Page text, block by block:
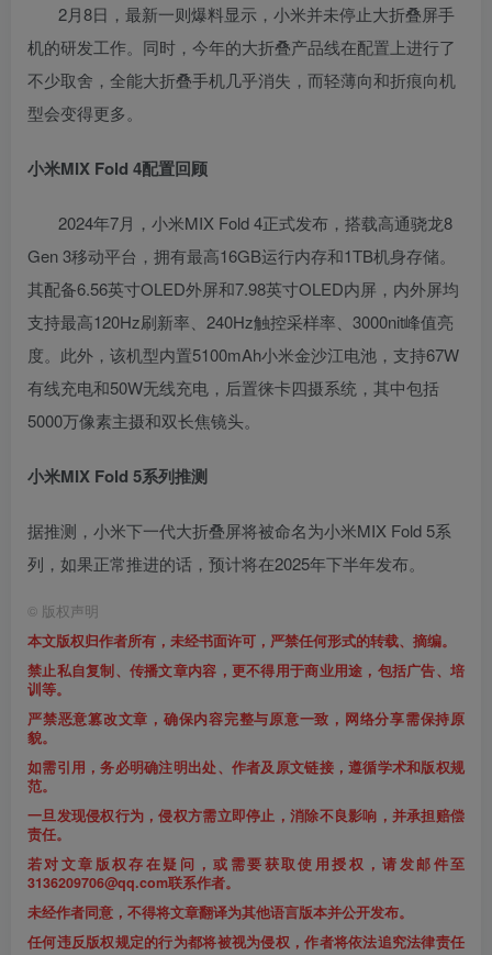
2月8日，最新一则爆料显示，小米并未停止大折叠屏手
机的研发工作。同时，今年的大折叠产品线在配置上进行了
不少取舍，全能大折叠手机几乎消失，而轻薄向和折痕向机
型会变得更多。
小米MIX Fold 4配置回顾
2024年7月，小米MIX Fold 4正式发布，搭载高通骁龙8
Gen 3移动平台，拥有最高16GB运行内存和1TB机身存储。
其配备6.56英寸OLED外屏和7.98英寸OLED内屏，内外屏均
支持最高120Hz刷新率、240Hz触控采样率、3000nit峰值亮
度。此外，该机型内置5100mAh小米金沙江电池，支持67W
有线充电和50W无线充电，后置徕卡四摄系统，其中包括
5000万像素主摄和双长焦镜头。
小米MIX Fold 5系列推测
据推测，小米下一代大折叠屏将被命名为小米MIX Fold 5系
列，如果正常推进的话，预计将在2025年下半年发布。
© 版权声明
本文版权归作者所有，未经书面许可，严禁任何形式的转载、摘编。
禁止私自复制、传播文章内容，更不得用于商业用途，包括广告、培
训等。
严禁恶意篡改文章，确保内容完整与原意一致，网络分享需保持原
貌。
如需引用，务必明确注明出处、作者及原文链接，遵循学术和版权规
范。
一旦发现侵权行为，侵权方需立即停止，消除不良影响，并承担赔偿
责任。
若对文章版权存在疑问，或需要获取使用授权，请发邮件至
3136209706@qq.com联系作者。
未经作者同意，不得将文章翻译为其他语言版本并公开发布。
任何违反版权规定的行为都将被视为侵权，作者将依法追究法律责任